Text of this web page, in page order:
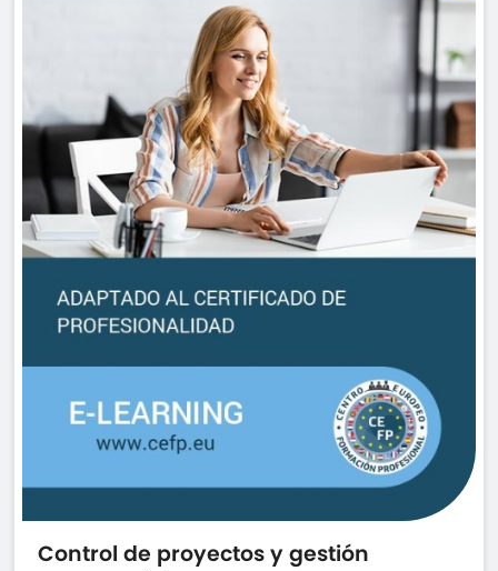
Control de proyectos y gestión